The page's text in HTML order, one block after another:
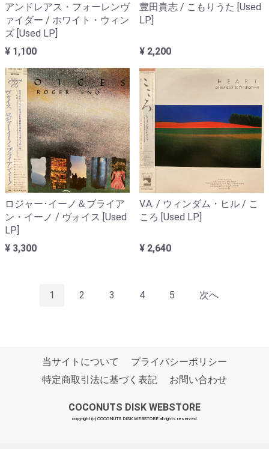
アンドレアス・フォーレンヴ
ァイダー / ホワイト・ウィン
ズ [Used LP]
¥ 1,100
豊田貴志 / こもりうた [Used
LP]
¥ 2,200
ロジャー･イーノ＆ブライア
ン・イーノ / ヴォイス [Used
LP]
¥ 3,300
V.A. / ウィンダム・ヒル / こ
ころ [Used LP]
¥ 2,640
1 2 3 4 5 次へ
当サイトについて
プライバシーポリシー
特定商取引法に基づく表記
お問い合わせ
COCONUTS DISK WEBSTORE
copyright (c) COCONUTS DISK WEBSTORE all rights reserved.